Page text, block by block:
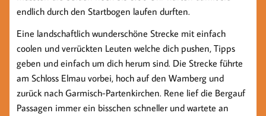
endlich durch den Startbogen laufen durften.
Eine landschaftlich wunderschöne Strecke mit einfach
coolen und verrückten Leuten welche dich pushen, Tipps
geben und einfach um dich herum sind. Die Strecke führte
am Schloss Elmau vorbei, hoch auf den Wamberg und
zurück nach Garmisch-Partenkirchen. Rene lief die Bergauf
Passagen immer ein bisschen schneller und wartete an